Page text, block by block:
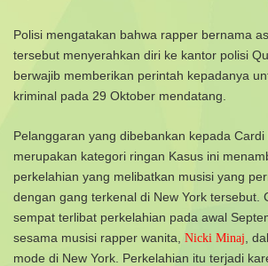
Polisi mengatakan bahwa rapper bernama
tersebut menyerahkan diri ke kantor polisi
berwajib memberikan perintah kepadanya
kriminal pada 29 Oktober mendatang.
Pelanggaran yang dibebankan kepada
merupakan kategori ringan Kasus ini
perkelahian yang melibatkan musisi yang
dengan gang terkenal di New York tersebut.
sempat terlibat perkelahian pada awal
sesama musisi rapper wanita, Nicki Minaj ,
mode di New York. Perkelahian itu terjadi